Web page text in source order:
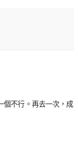
個不行。再去一次，成